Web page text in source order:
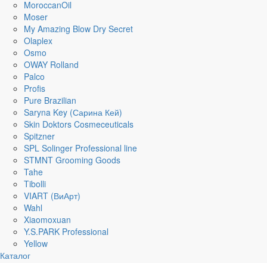
MoroccanOil
Moser
My Amazing Blow Dry Secret
Olaplex
Osmo
OWAY Rolland
Palco
Profis
Pure Brazilian
Saryna Key (Сарина Кей)
Skin Doktors Cosmeceuticals
Spitzner
SPL Solinger Professional line
STMNT Grooming Goods
Tahe
Tibolli
VIART (ВиАрт)
Wahl
Xiaomoxuan
Y.S.PARK Professional
Yellow
Каталог